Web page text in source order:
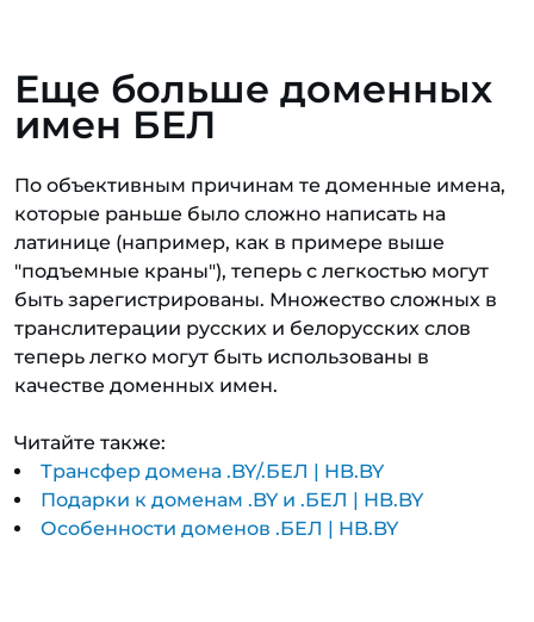
Еще больше доменных
имен БЕЛ
По объективным причинам те доменные имена,
которые раньше было сложно написать на
латинице (например, как в примере выше
"подъемные краны"), теперь с легкостью могут
быть зарегистрированы. Множество сложных в
транслитерации русских и белорусских слов
теперь легко могут быть использованы в
качестве доменных имен.
Читайте также:
Трансфер домена .BY/.БЕЛ | HB.BY
Подарки к доменам .BY и .БЕЛ | HB.BY
Особенности доменов .БЕЛ | HB.BY